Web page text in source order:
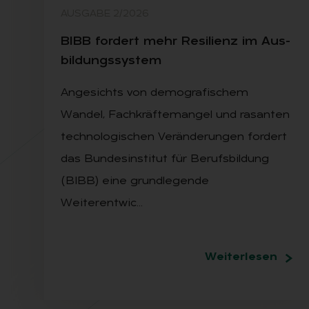
BIBB for­dert mehr Re­si­li­enz im Aus­
bil­dungs­sys­tem
Angesichts von demografischem
Wandel, Fachkräftemangel und rasanten
technologischen Veränderungen fordert
das Bundesinstitut für Berufsbildung
(BIBB) eine grundlegende
Weiterentwic…
Weiterlesen